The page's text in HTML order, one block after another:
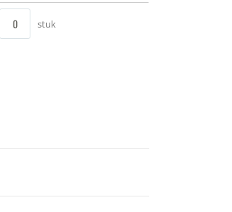
stuk